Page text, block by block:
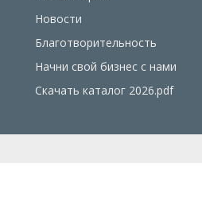
Новости
Благотворительность
Начни свой бизнес с нами
Скачать каталог 2026.pdf